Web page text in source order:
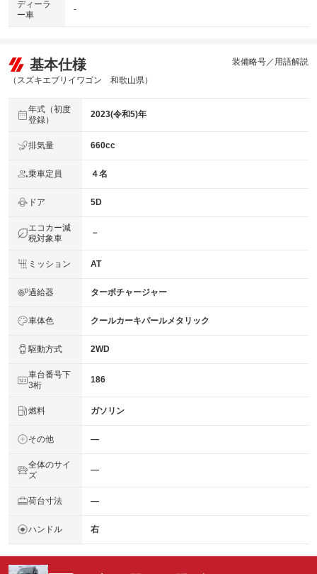
ディーラ
ー車
-
基本仕様
（スズキエブリイワゴン 和歌山県）
装備略号／用語解説
年式（初度
登録）
2023(令和5)年
排気量 660cc
乗車定員 ４名
ドア 5D
エコカー減
税対象車
－
ミッション AT
過給器 ターボチャージャー
車体色 クールカーキパールメタリック
駆動方式 2WD
車台番号下
3桁
186
燃料 ガソリン
その他 ―
全体のサイ
ズ
―
荷台寸法 ―
ハンドル 右